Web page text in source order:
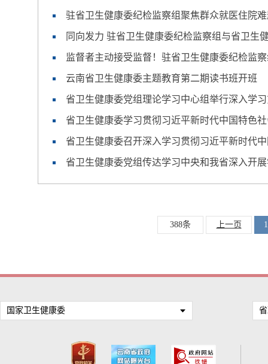
驻省卫生健康委纪检监察组聚焦群众就医住院
同向发力 驻省卫生健康委纪检监察组与省卫生
监督者主动接受监督！驻省卫生健康委纪检监
云南省卫生健康委主题教育第二期读书班开班
省卫生健康委党组理论学习中心组举行深入学
省卫生健康委学习贯彻习近平新时代中国特色
省卫生健康委召开深入学习贯彻习近平新时代
省卫生健康委党组传达学习中央和我省深入开
388条 上一页 1
国家卫生健康委